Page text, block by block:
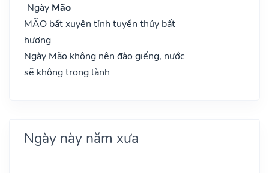
Ngày Mão
MÃO bất xuyên tỉnh tuyền thủy bất
hương
Ngày Mão không nên đào giếng, nước
sẽ không trong lành
Ngày này năm xưa